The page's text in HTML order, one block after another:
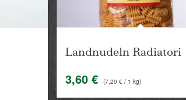
Landnudeln Radiatori
3,60 € (7,20 €/ 1 kg)